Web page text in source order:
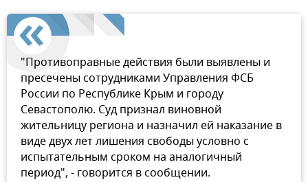
"Противоправные действия были выявлены и
пресечены сотрудниками Управления ФСБ
России по Республике Крым и городу
Севастополю. Суд признал виновной
жительницу региона и назначил ей наказание в
виде двух лет лишения свободы условно с
испытательным сроком на аналогичный
период", - говорится в сообщении.